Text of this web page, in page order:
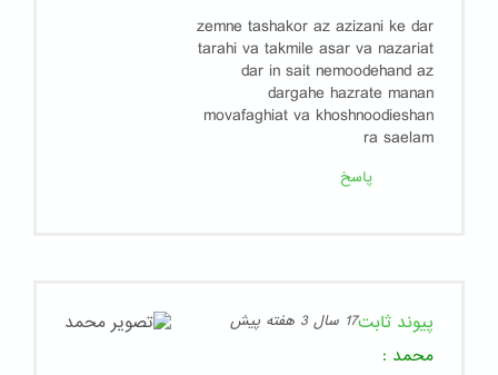
zemne tashakor az azizani ke dar
tarahi va takmile asar va nazariat
dar in sait nemoodehand az
dargahe hazrate manan
movafaghiat va khoshnoodieshan
ra saelam
پاسخ
پیوند ثابت17 سال 3 هفته پیش
محمد :